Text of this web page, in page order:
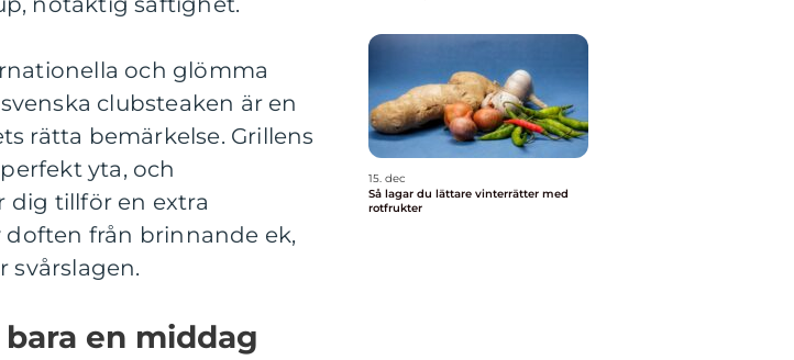
och glömma
clubsteaken är en
rätta bemärkelse. Grillens
yta, och
dig tillför en extra
från brinnande ek,
svårslagen.
bara en middag
15. dec
Så lagar du lättare vinterrätter med
rotfrukter